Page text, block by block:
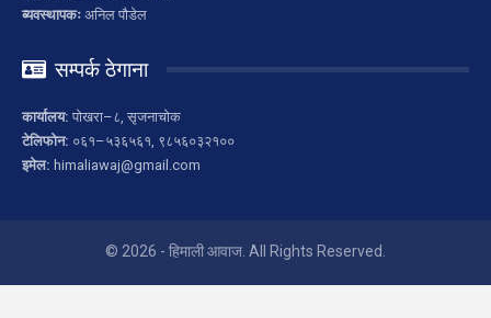
ब्यवस्थापकः अनिल पौडेल
सम्पर्क ठेगाना
कार्यालय: पोखरा–८, सृजनाचोक
टेलिफोन: ०६१–५३६५६१, ९८५६०३२१००
इमेल: himaliawaj@gmail.com
© 2026 - हिमाली आवाज. All Rights Reserved.